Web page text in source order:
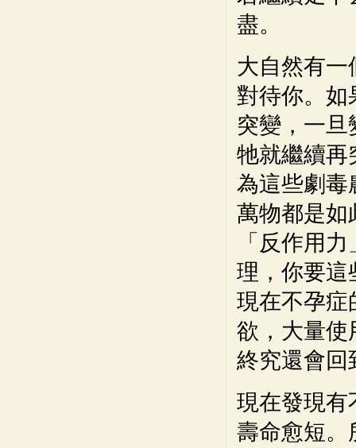
盡。
大自然有
對待你。如
突變，一
牠就繼續再
為這些劇毒
萬物都是如
「反作用
理，你要這
現在不孕症
欲，大量使
終究還會回
現在發現有
壽命愈短。